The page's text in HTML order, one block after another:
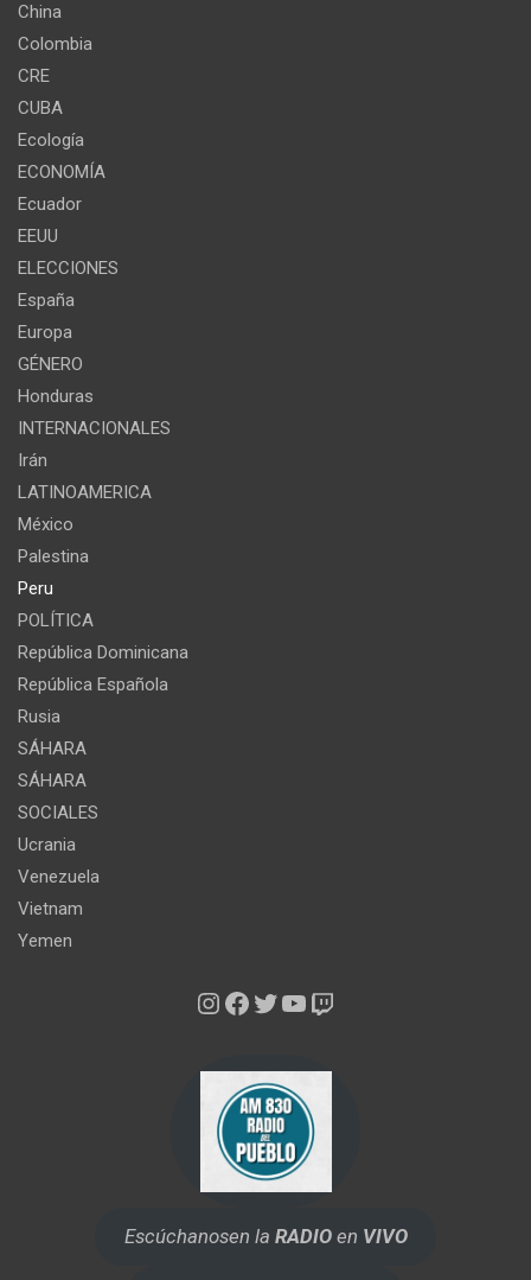
China
Colombia
CRE
CUBA
Ecología
ECONOMÍA
Ecuador
EEUU
ELECCIONES
España
Europa
GÉNERO
Honduras
INTERNACIONALES
Irán
LATINOAMERICA
México
Palestina
Peru
POLÍTICA
República Dominicana
República Española
Rusia
SÁHARA
SÁHARA
SOCIALES
Ucrania
Venezuela
Vietnam
Yemen
Instagram
Facebook
Twitter
YouTube
Twitch
Escúchanosen la RADIOen VIVO